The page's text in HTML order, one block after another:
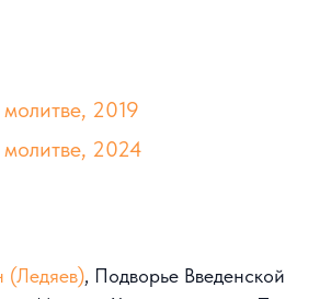
2019
2024
(Ледяев), Подворье Введенской